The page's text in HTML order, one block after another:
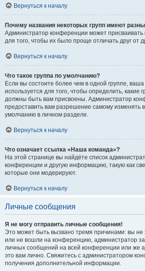
Вернуться к началу
Почему названия некоторых групп имеют
Администратор конференции может присваивать
для того, чтобы их было проще отличать друг от
Вернуться к началу
Что такое группа по умолчанию?
Если вы состоите более чем в одной группе,
используется для того, чтобы определить, какие
должны быть вам присвоены. Администратор
предоставить вам разрешение самому изменять
умолчанию в личном разделе.
Вернуться к началу
Что означает ссылка «Наша команда»?
На этой странице вы найдёте список
конференции и другую информацию, такую как
которые они модерируют.
Вернуться к началу
Личные сообщения
Я не могу отправить личные сообщения!
Это может быть вызвано тремя причинами: вы не
или не вошли на конференцию, администратор
личных сообщений на всей конференции или же
это вам лично. Свяжитесь с администратором
получения дополнительной информации.